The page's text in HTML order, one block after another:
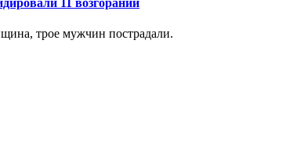
трое мужчин пострадали.